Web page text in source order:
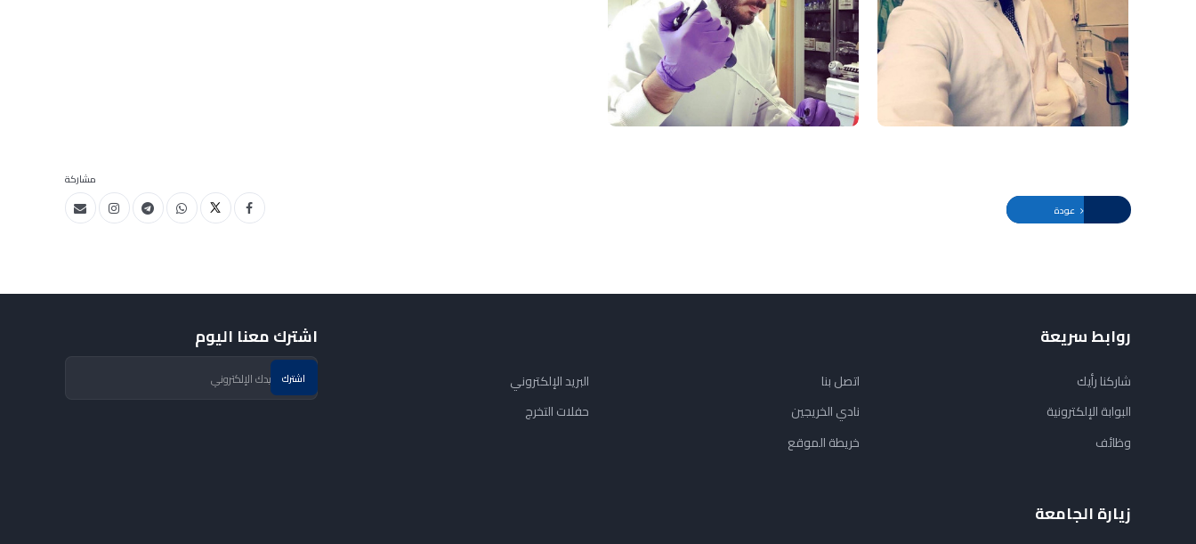
مشاركة
روابط سريعة
شاركنا رأيك
البوابة الإلكترونية
وظائف
اتصل بنا
نادي الخريجين
خريطة الموقع
البريد الإلكتروني
حفلات التخرج
زيارة الجامعة
اشترك معنا اليوم